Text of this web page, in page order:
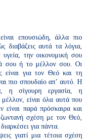
επουσιώδη, άλλα πιο
διαβάζεις αυτά τα λόγια,
την οικονομική σου
σου ή το μέλλον σου. Οι
είναι για τον Θεό και τη
πιο σπουδαίο απ’ αυτό. Η
η σίγουρη εργασία, η
μέλλον, είναι όλα αυτά που
παρά πρόσκαιρα και
σχέση με τον Θεό,
για πάντα.
γιατί μια τέτοια σχέση